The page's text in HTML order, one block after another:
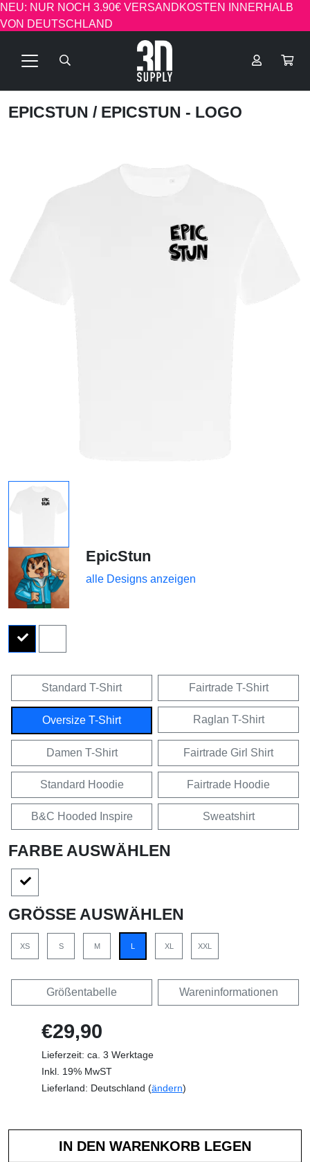
NEU: NUR NOCH 3.90€ VERSANDKOSTEN INNERHALB
VON DEUTSCHLAND
EPICSTUN / EPICSTUN - LOGO
EpicStun
alle Designs anzeigen
Standard T-Shirt Fairtrade T-Shirt
Oversize T-Shirt Raglan T-Shirt
Damen T-Shirt Fairtrade Girl Shirt
Standard Hoodie Fairtrade Hoodie
B&C Hooded Inspire Sweatshirt
FARBE AUSWÄHLEN
GRÖSSE AUSWÄHLEN
XS S M L XL XXL
Größentabelle Wareninformationen
€29,90
Lieferzeit: ca. 3 Werktage
Inkl. 19% MwST
Lieferland: Deutschland (ändern)